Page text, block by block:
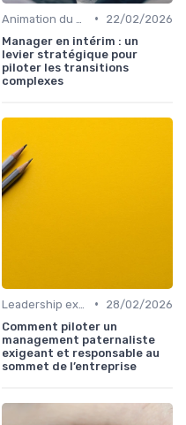
•
22/02/2026
Manager en intérim : un
levier stratégique pour
piloter les transitions
complexes
•
28/02/2026
Comment piloter un
management paternaliste
exigeant et responsable au
sommet de l’entreprise